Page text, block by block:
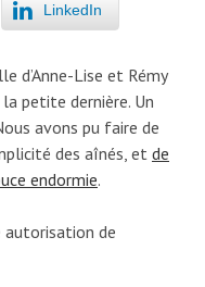
LinkedIn
d’Anne-Lise et Rémy
petite dernière. Un
avons pu faire de
des aînés, et de
endormie.
autorisation de